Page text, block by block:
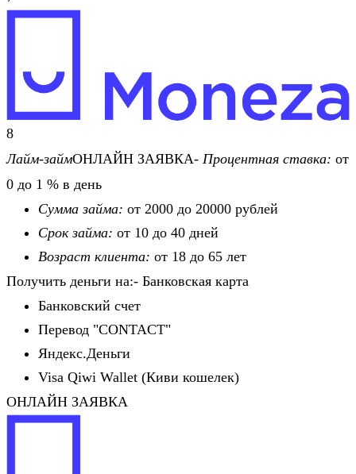
8
Лайм-займОНЛАЙН ЗАЯВКА- Процентная ставка: от
0 до 1 % в день
Сумма займа: от 2000 до 20000 рублей
Срок займа: от 10 до 40 дней
Возраст клиента: от 18 до 65 лет
Получить деньги на:- Банковская карта
Банковский счет
Перевод "CONTACT"
Яндекс.Деньги
Visa Qiwi Wallet (Киви кошелек)
ОНЛАЙН ЗАЯВКА